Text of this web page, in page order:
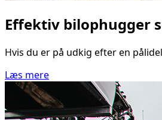
Effektiv bilophugger
Hvis du er på udkig efter en
Læs mere